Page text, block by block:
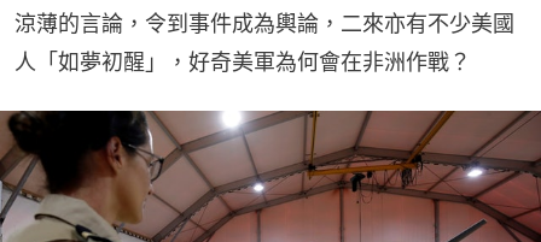
涼薄的言論，令到事件成為輿論，二來亦有不少美國
人「如夢初醒」，好奇美軍為何會在非洲作戰？